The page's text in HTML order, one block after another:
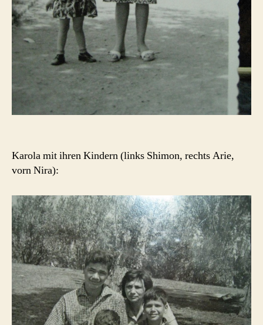
Karola mit ihren Kindern (links Shimon, rechts Arie,
vorn Nira):